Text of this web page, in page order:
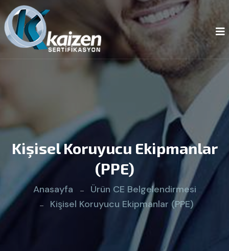
Kişisel Koruyucu Ekipmanlar
(PPE)
Anasayfa
Ürün CE Belgelendirmesi
Kişisel Koruyucu Ekipmanlar (PPE)